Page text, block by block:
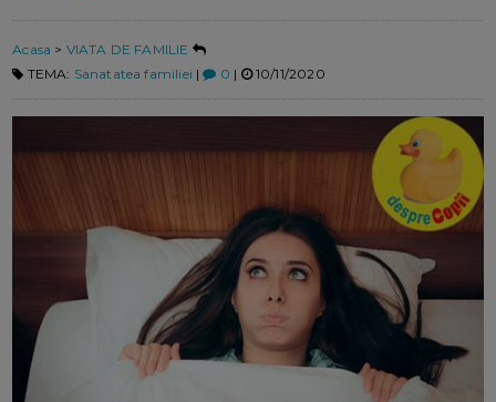
Acasa > VIATA DE FAMILIE
TEMA: Sanatatea familiei | 0 | 10/11/2020